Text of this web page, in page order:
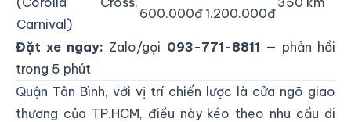
Carnival)
600.000đ1.200.000đ
Đặt xe ngay: Zalo/gọi 093-771-8811 — phản hồi
trong 5 phút
Quận Tân Bình, với vị trí chiến lược là cửa ngõ giao
thương của TP.HCM, điều này kéo theo nhu cầu di